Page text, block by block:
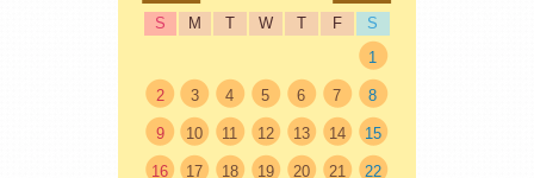
S
M T W T F
S
1
2 3 4 5 6 7 8
9 10 11 12 13 14 15
16 17 18 19 20 21 22